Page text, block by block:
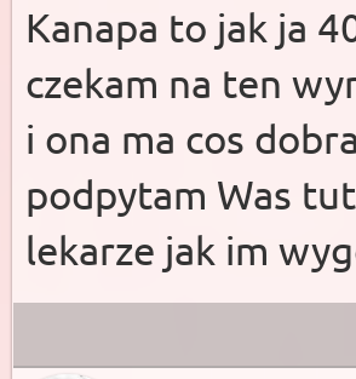
Kanapa to jak ja
czekam na ten
i ona ma cos
podpytam Was
lekarze jak im